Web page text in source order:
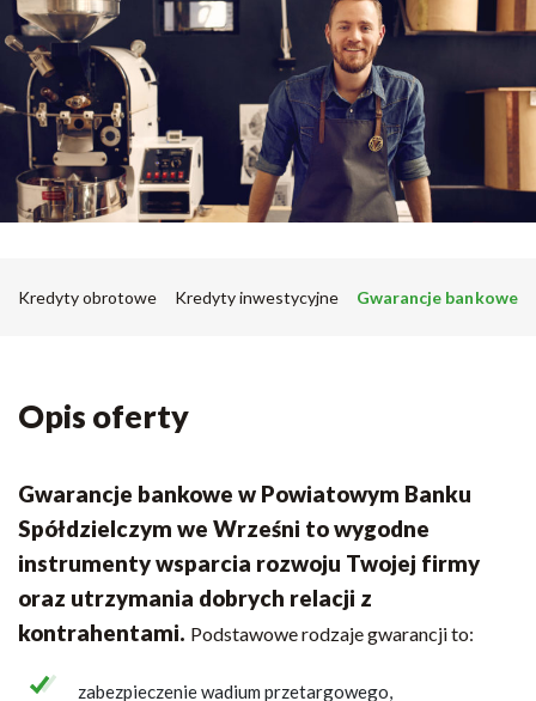
Kredyty obrotowe Kredyty inwestycyjne Gwarancje bankowe
Opis oferty
Gwarancje bankowe w Powiatowym Banku
Spółdzielczym we Wrześni to wygodne
instrumenty wsparcia rozwoju Twojej firmy
oraz utrzymania dobrych relacji z
kontrahentami. Podstawowe rodzaje gwarancji to:
zabezpieczenie wadium przetargowego,